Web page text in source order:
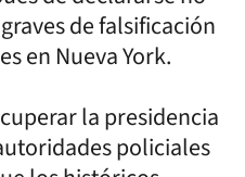
de falsificación
en Nueva York.
la presidencia
policiales